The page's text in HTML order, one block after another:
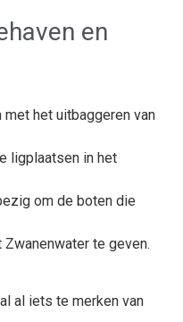
en
het uitbaggeren van
ligplaatsen in het
om de boten die
te geven.
al iets te merken van